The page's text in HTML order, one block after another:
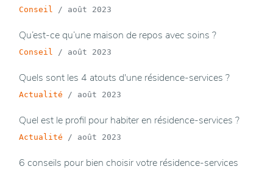
Conseil / août 2023
Qu’est-ce qu’une maison de repos avec soins ?
Conseil / août 2023
Quels sont les 4 atouts d'une résidence-services ?
Actualité / août 2023
Quel est le profil pour habiter en résidence-services ?
Actualité / août 2023
6 conseils pour bien choisir votre résidence-services